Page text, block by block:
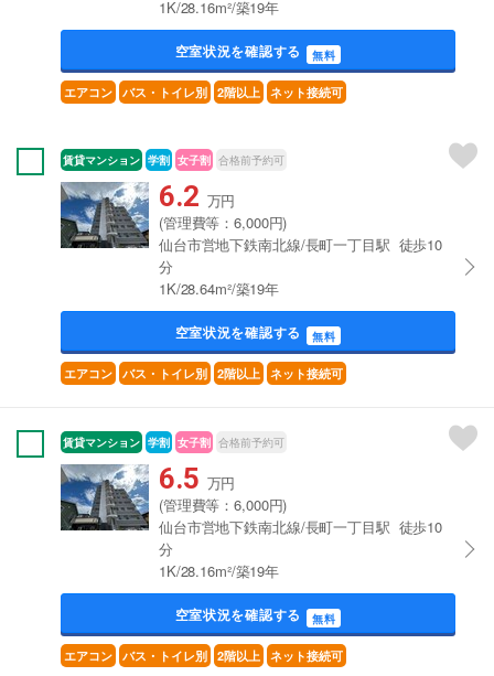
1K/28.16m²/築19年
空室状況を確認する 無料
エアコン バス・トイレ別 2階以上 ネット接続可
賃貸マンション 学割 女子割 合格前予約可
6.2 万円
(管理費等：6,000円)
仙台市営地下鉄南北線/長町一丁目駅 徒歩10
分
1K/28.64m²/築19年
空室状況を確認する 無料
エアコン バス・トイレ別 2階以上 ネット接続可
賃貸マンション 学割 女子割 合格前予約可
6.5 万円
(管理費等：6,000円)
仙台市営地下鉄南北線/長町一丁目駅 徒歩10
分
1K/28.16m²/築19年
空室状況を確認する 無料
エアコン バス・トイレ別 2階以上 ネット接続可